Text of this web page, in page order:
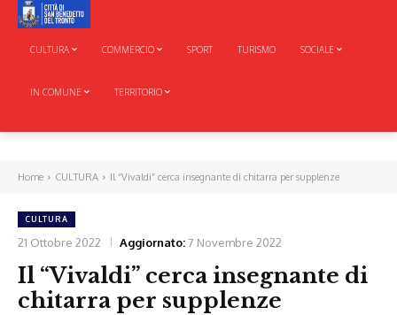
CULTURA COMMERCIO SPORT TURISMO SOCIALE
IN COMUNE TERRITORIO
Home CULTURA Il “Vivaldi” cerca insegnante di chitarra per supplenze
CULTURA
21 Ottobre 2022 Aggiornato:7 Novembre 2022
Il “Vivaldi” cerca insegnante di
chitarra per supplenze